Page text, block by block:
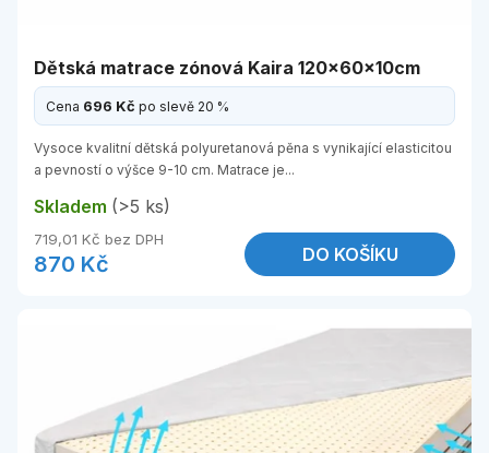
Dětská matrace zónová Kaira 120x60x10cm
Cena 696 Kč po slevě 20 %
Skladem (>5 ks)
719,01 Kč bez DPH
870 Kč DO KOŠÍKU
Vysoce kvalitní dětská polyuretanová pěna s vynikající elasticitou
a pevností o výšce 9-10 cm. Matrace je...